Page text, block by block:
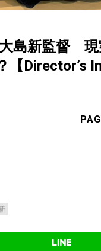
島新監督
Director’s